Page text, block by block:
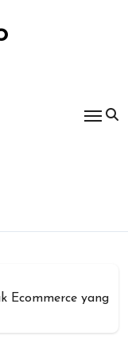
Ecommerce yang